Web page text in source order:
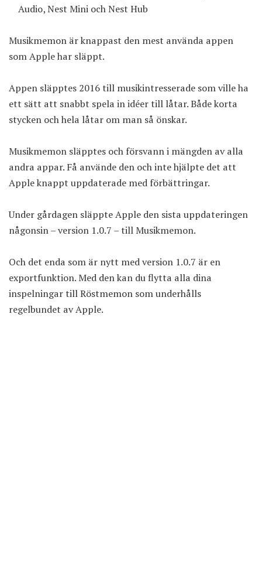
Audio, Nest Mini och Nest Hub
Musikmemon är knappast den mest använda appen
som Apple har släppt.
Appen släpptes 2016 till musikintresserade som ville ha
ett sätt att snabbt spela in idéer till låtar. Både korta
stycken och hela låtar om man så önskar.
Musikmemon släpptes och försvann i mängden av alla
andra appar. Få använde den och inte hjälpte det att
Apple knappt uppdaterade med förbättringar.
Under gårdagen släppte Apple den sista uppdateringen
någonsin – version 1.0.7 – till Musikmemon.
Och det enda som är nytt med version 1.0.7 är en
exportfunktion. Med den kan du flytta alla dina
inspelningar till Röstmemon som underhålls
regelbundet av Apple.